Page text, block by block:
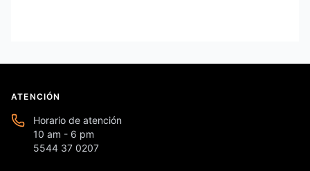
ATENCIÓN
Horario de atención
10 am - 6 pm
5544 37 0207